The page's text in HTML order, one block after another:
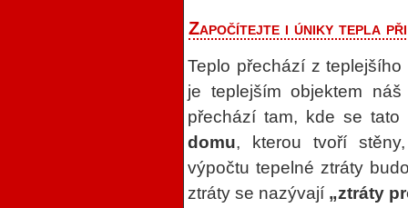
Započítejte i úniky tepla
Teplo přechází z
je teplejším objektem
přechází tam, kde se
domu, kterou tvoří
výpočtu tepelné ztráty
ztráty se nazývají „ztráty